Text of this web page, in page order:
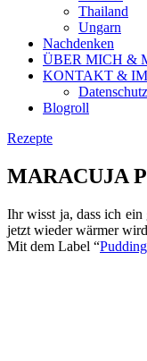
Thailand
Ungarn
Nachdenken
ÜBER MICH &
KONTAKT &
Blogroll
Rezepte
MARACUJA
Ihr wisst ja, dass ich
jetzt wieder wärmer
Mit dem Label “Pudding